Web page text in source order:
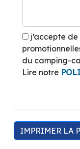
Contact :
CREMADES
CHAUSSON /
Autres
ADRIA /
STYLEVAN
j’accepte
du camping-
Lire notre
IMPRIMER LA